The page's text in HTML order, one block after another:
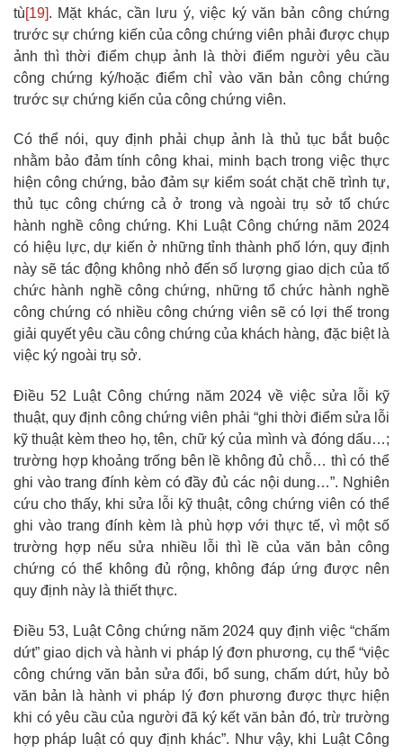
tù[19]. Mặt khác, cần lưu ý, việc ký văn bản công chứng
trước sự chứng kiến của công chứng viên phải được chụp
ảnh thì thời điểm chụp ảnh là thời điểm người yêu cầu
công chứng ký/hoặc điểm chỉ vào văn bản công chứng
trước sự chứng kiến của công chứng viên.
Có thể nói, quy định phải chụp ảnh là thủ tục bắt buộc
nhằm bảo đảm tính công khai, minh bạch trong việc thực
hiện công chứng, bảo đảm sự kiểm soát chặt chẽ trình tự,
thủ tục công chứng cả ở trong và ngoài trụ sở tổ chức
hành nghề công chứng. Khi Luật Công chứng năm 2024
có hiệu lực, dự kiến ở những tỉnh thành phố lớn, quy định
này sẽ tác động không nhỏ đến số lượng giao dịch của tổ
chức hành nghề công chứng, những tổ chức hành nghề
công chứng có nhiều công chứng viên sẽ có lợi thế trong
giải quyết yêu cầu công chứng của khách hàng, đặc biệt là
việc ký ngoài trụ sở.
Điều 52 Luật Công chứng năm 2024 về việc sửa lỗi kỹ
thuật, quy định công chứng viên phải “ghi thời điểm sửa lỗi
kỹ thuật kèm theo họ, tên, chữ ký của mình và đóng dấu…;
trường hợp khoảng trống bên lề không đủ chỗ… thì có thể
ghi vào trang đính kèm có đầy đủ các nội dung…”. Nghiên
cứu cho thấy, khi sửa lỗi kỹ thuật, công chứng viên có thể
ghi vào trang đính kèm là phù hợp với thực tế, vì một số
trường hợp nếu sửa nhiều lỗi thì lề của văn bản công
chứng có thể không đủ rộng, không đáp ứng được nên
quy định này là thiết thực.
Điều 53, Luật Công chứng năm 2024 quy định việc “chấm
dứt” giao dịch và hành vi pháp lý đơn phương, cụ thể “việc
công chứng văn bản sửa đổi, bổ sung, chấm dứt, hủy bỏ
văn bản là hành vi pháp lý đơn phương được thực hiện
khi có yêu cầu của người đã ký kết văn bản đó, trừ trường
hợp pháp luật có quy định khác”. Như vậy, khi Luật Công